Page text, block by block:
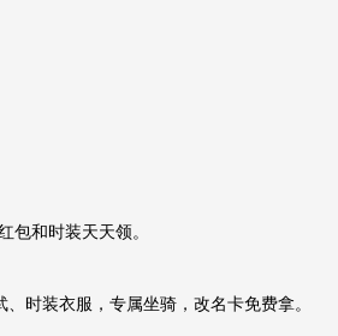
包和时装天天领。
时装衣服，专属坐骑，改名卡免费拿。